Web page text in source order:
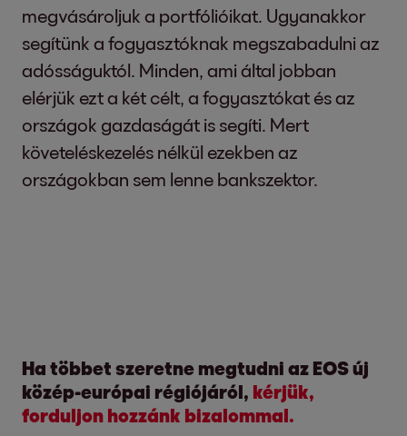
megvásároljuk a portfólióikat. Ugyanakkor
segítünk a fogyasztóknak megszabadulni az
adósságuktól. Minden, ami által jobban
elérjük ezt a két célt, a fogyasztókat és az
országok gazdaságát is segíti. Mert
követeléskezelés nélkül ezekben az
országokban sem lenne bankszektor.
Ha többet szeretne megtudni az EOS új
közép-európai régiójáról, kérjük,
forduljon hozzánk bizalommal.